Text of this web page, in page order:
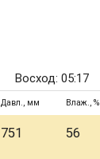
Восход: 05:17
Давл., мм Влаж., %
751 56